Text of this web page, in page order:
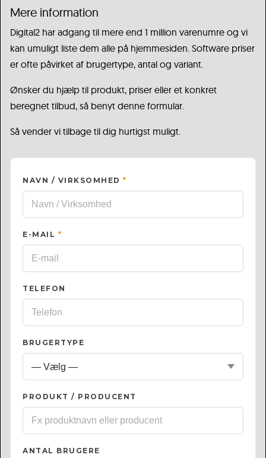
Mere information
Digital2 har adgang til mere end 1 million varenumre og vi
kan umuligt liste dem alle på hjemmesiden. Software priser
er ofte påvirket af brugertype, antal og variant.
Ønsker du hjælp til produkt, priser eller et konkret
beregnet tilbud, så benyt denne formular.
Så vender vi tilbage til dig hurtigst muligt.
NAVN / VIRKSOMHED *
E-MAIL *
TELEFON
BRUGERTYPE
PRODUKT / PRODUCENT
ANTAL BRUGERE